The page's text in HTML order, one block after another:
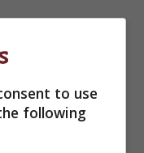
to use
following